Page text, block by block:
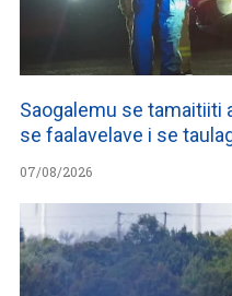
Saogalemu se tamaitiiti
se faalavelave i se
07/08/2026